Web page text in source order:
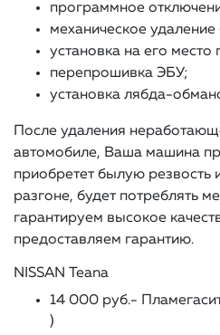
программное
механическое удаление
установка на его место
перепрошивка ЭБУ;
установка лябда-
После удаления
автомобиле, Ваша машина
приобретет былую резвость
разгоне, будет потреблять
гарантируем высокое
предоставляем гарантию.
NISSAN Teana
14 000 руб.-
)